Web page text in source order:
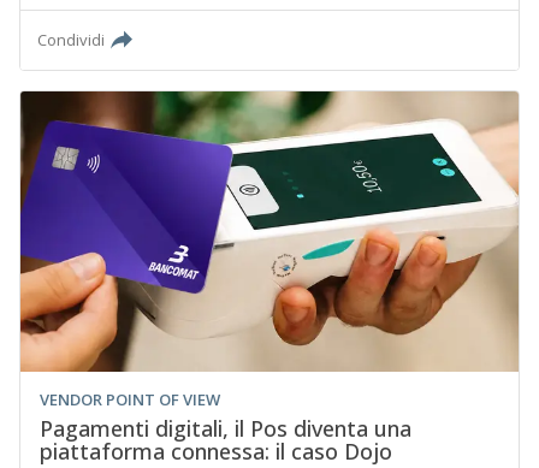
Condividi
VENDOR POINT OF VIEW
Pagamenti digitali, il Pos diventa una
piattaforma connessa: il caso Dojo